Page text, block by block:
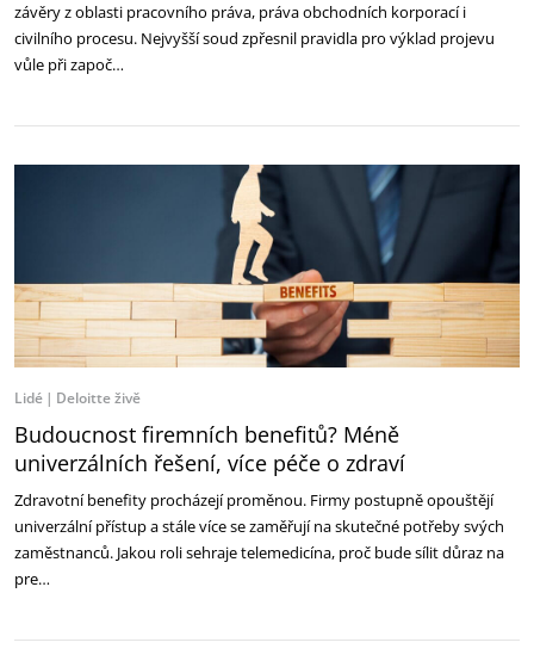
závěry z oblasti pracovního práva, práva obchodních korporací i
civilního procesu. Nejvyšší soud zpřesnil pravidla pro výklad projevu
vůle při započ…
Lidé Deloitte živě
Budoucnost firemních benefitů? Méně
univerzálních řešení, více péče o zdraví
Zdravotní benefity procházejí proměnou. Firmy postupně opouštějí
univerzální přístup a stále více se zaměřují na skutečné potřeby svých
zaměstnanců. Jakou roli sehraje telemedicína, proč bude sílit důraz na
pre…